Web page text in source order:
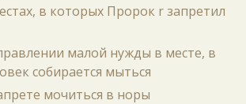
в которых Пророк r запретил
малой нужды в месте, в
собирается мыться
мочиться в норы